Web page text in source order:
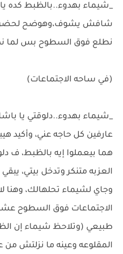
_شيماء بهدوء..بالظبط كده
شافش يشوف،وهوضح
نطلع فوق السطوح بس لما
(في ساحه الاجتماعات)
_شيماء بهدوء..دلوقتي يا
عارفين كل حاجه عني، وأكيد
هما بيعملوا إيه بالظبط، ف
العزبه متنكر وتدخل بيتي،
وجاي لشيماء تحلهالك،
الاجتماعات فوق السطوح
طبيعي (وتلاحظ شيماء إن
المقلوعه وعينه ما نزلتش